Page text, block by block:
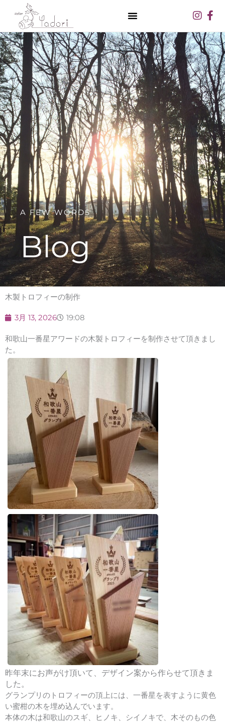
ス
キ
ッ
プ
f
A FEW WORDS
Blog
木製トロフィーの制作
3月 13, 2026 19:08
和歌山一番星アワードの木製トロフィーを制作させて頂きまし
た。
昨年末にお声がけ頂いて、デザイン案から作らせて頂きま
した。
グランプリのトロフィーの頂上には、一番星を表すように黄色
い蜜柑の木を埋め込んでいます。
本体の木は和歌山のスギ、ヒノキ、シイノキで、木そのもの色